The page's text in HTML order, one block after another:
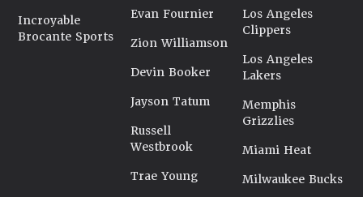
Incroyable
Brocante Sports
Evan Fournier
Zion Williamson
Devin Booker
Jayson Tatum
Russell
Westbrook
Trae Young
Los Angeles
Clippers
Los Angeles
Lakers
Memphis
Grizzlies
Miami Heat
Milwaukee Bucks